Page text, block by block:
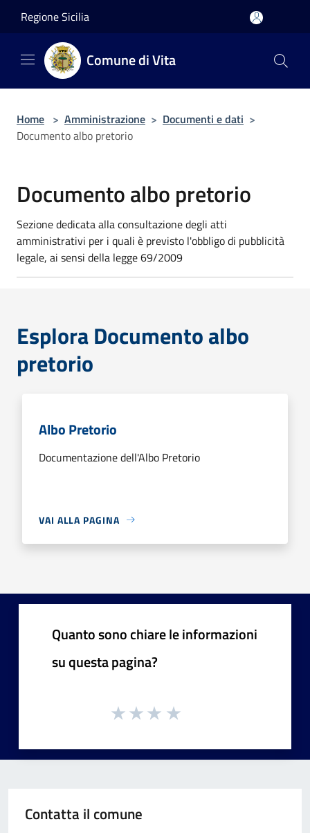
Regione Sicilia
Comune di Vita
Home > Amministrazione > Documenti e dati >
Documento albo pretorio
Documento albo pretorio
Sezione dedicata alla consultazione degli atti
amministrativi per i quali è previsto l'obbligo di pubblicità
legale, ai sensi della legge 69/2009
Esplora Documento albo
pretorio
Albo Pretorio
Documentazione dell'Albo Pretorio
VAI ALLA PAGINA
Quanto sono chiare le informazioni
su questa pagina?
Contatta il comune